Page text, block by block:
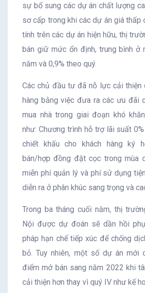
sự bổ sung các dự án chất lượng
sơ cấp trong khi các dự án giá thấp
tính trên các dự án hiện hữu, thị
bán giữ mức ổn định, trung bình ở
năm và 0,9% theo quý.
Các chủ đầu tư đã nỗ lực cải thiện
hàng bằng việc đưa ra các ưu đãi
mua nhà trong giai đoạn khó
như: Chương trình hỗ trợ lãi suất
chiết khấu cho khách hàng ký
bán/hợp đồng đặt cọc trong mùa
miễn phí quản lý và phí sử dụng
diễn ra ở phân khúc sang trọng và
Trong ba tháng cuối năm, thị
Nội được dự đoán sẽ dần hồi
pháp hạn chế tiếp xúc để chống
bỏ. Tuy nhiên, một số dự án mới
điểm mở bán sang năm 2022 khi
cải thiện hơn thay vì quý IV như kế